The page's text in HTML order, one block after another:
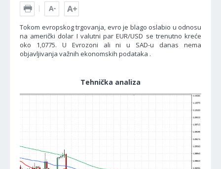
Tokom evropskog trgovanja, evro je blago oslabio u odnosu
na američki dolar I valutni par EUR/USD se trenutno kreće
oko 1,0775. U Evrozoni ali ni u SAD-u danas nema
objavljivanja važnih ekonomskih podataka .
Tehnička analiza